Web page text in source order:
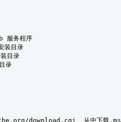
服务程序
目录
目录
录